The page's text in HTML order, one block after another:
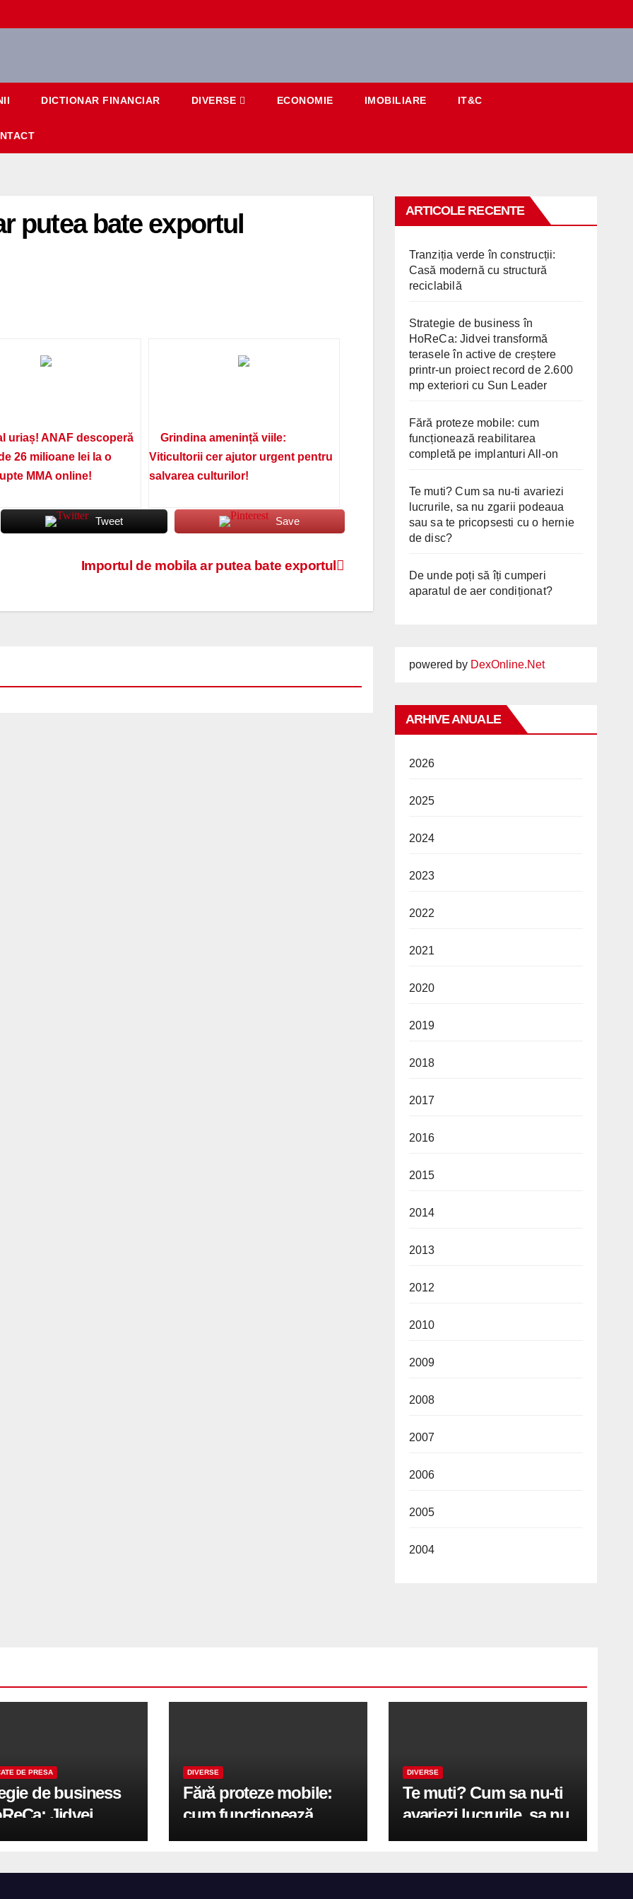
DICTIONAR FINANCIAR DIVERSE ECONOMIE IMOBILIARE IT&C
putea bate exportul
uriaș! ANAF descoperă
26 milioane lei la o
MMA online!
Grindina amenință viile:
Viticultorii cer ajutor urgent pentru
salvarea culturilor!
Tweet Save
Importul de mobila ar putea bate exportul
ARTICOLE RECENTE
Tranziția verde în construcții:
Casă modernă cu structură
reciclabilă
Strategie de business în
HoReCa: Jidvei transformă
terasele în active de creștere
printr-un proiect record de 2.600
mp exteriori cu Sun Leader
Fără proteze mobile: cum
funcționează reabilitarea
completă pe implanturi All-on
Te muti? Cum sa nu-ti avariezi
lucrurile, sa nu zgarii podeaua
sau sa te pricopsesti cu o hernie
de disc?
De unde poți să îți cumperi
aparatul de aer condiționat?
powered by DexOnline.Net
ARHIVE ANUALE
2026
2025
2024
2023
2022
2021
2020
2019
2018
2017
2016
2015
2014
2013
2012
2010
2009
2008
2007
2006
2005
2004
DE PRESA
de business
Jidvei
terasele în
DIVERSE
Fără proteze mobile:
cum funcționează
reabilitarea completă
DIVERSE
Te muti? Cum sa nu-ti
avariezi lucrurile, sa nu
zgarii podeaua sau sa